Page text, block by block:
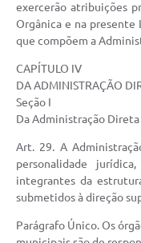
exercerão atribuições
Orgânica e na presente
que compõem a
CAPÍTULO IV
DA ADMINISTRAÇÃO
Seção I
Da Administração Direta
Art. 29. A
personalidade
integrantes da
submetidos à direção
Parágrafo Único. Os